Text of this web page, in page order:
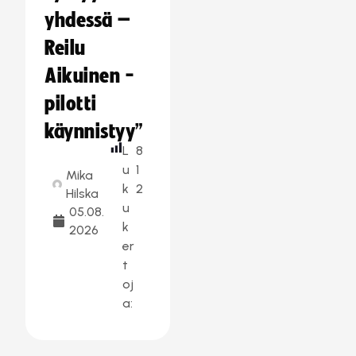
yhdessä –
Reilu
Aikuinen -
pilotti
käynnistyy”
Mika
Hilska
05.08.
2026
L
u
k
u
k
er
t
oj
a:
8
1
2